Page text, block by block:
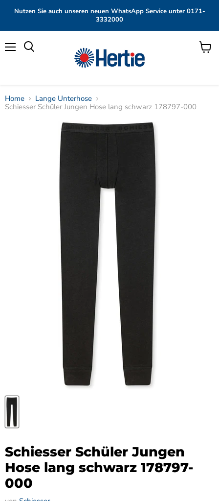
Nutzen Sie auch unseren neuen WhatsApp Service unter 0171-
3332000
Home
Lange Unterhose
Schiesser Schüler Jungen Hose lang schwarz 178797-000
Schiesser Schüler Jungen
Hose lang schwarz 178797-
000